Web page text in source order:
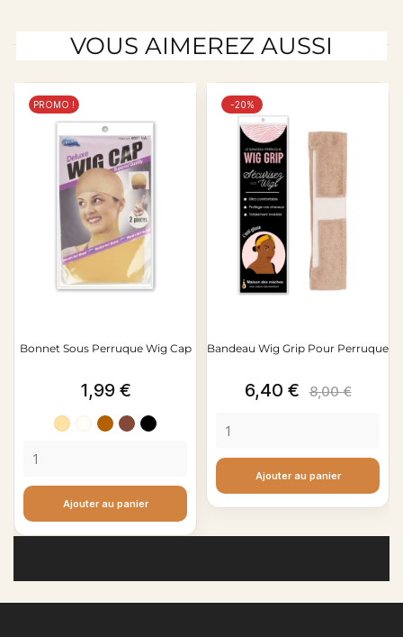
VOUS AIMEREZ AUSSI
Bonnet Sous Perruque Wig Cap
Prix
1,99 €
NaturelBlancMarron
Marron
Noir
Ajouter au panier
PROMO !
Bandeau Wig Grip Pour Perruque
Prix
6,40 € Prix
8,00 €
Ajouter au panier
-20%